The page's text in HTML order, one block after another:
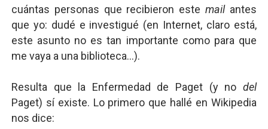
cuántas personas que recibieron estemailantes
que yo: dudé e investigué (en Internet, claro está,
este asunto no es tan importante como para que
me vaya a una biblioteca...).
Resulta que la Enfermedad de Paget (y nodel
Paget) sí existe. Lo primero que hallé en Wikipedia
nos dice: